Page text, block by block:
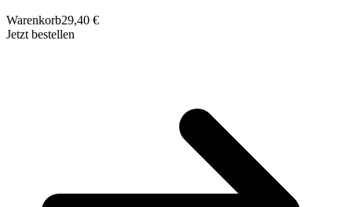
Warenkorb29,40 €
Jetzt bestellen